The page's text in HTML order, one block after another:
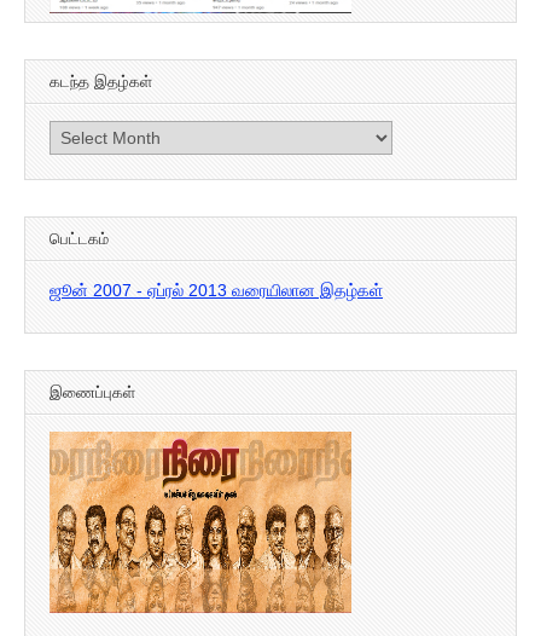
கடந்த இதழ்கள்
கடந்த
இதழ்கள்
பெட்டகம்
ஜூன் 2007 - ஏப்ரல் 2013 வரையிலான இதழ்கள்
இணைப்புகள்